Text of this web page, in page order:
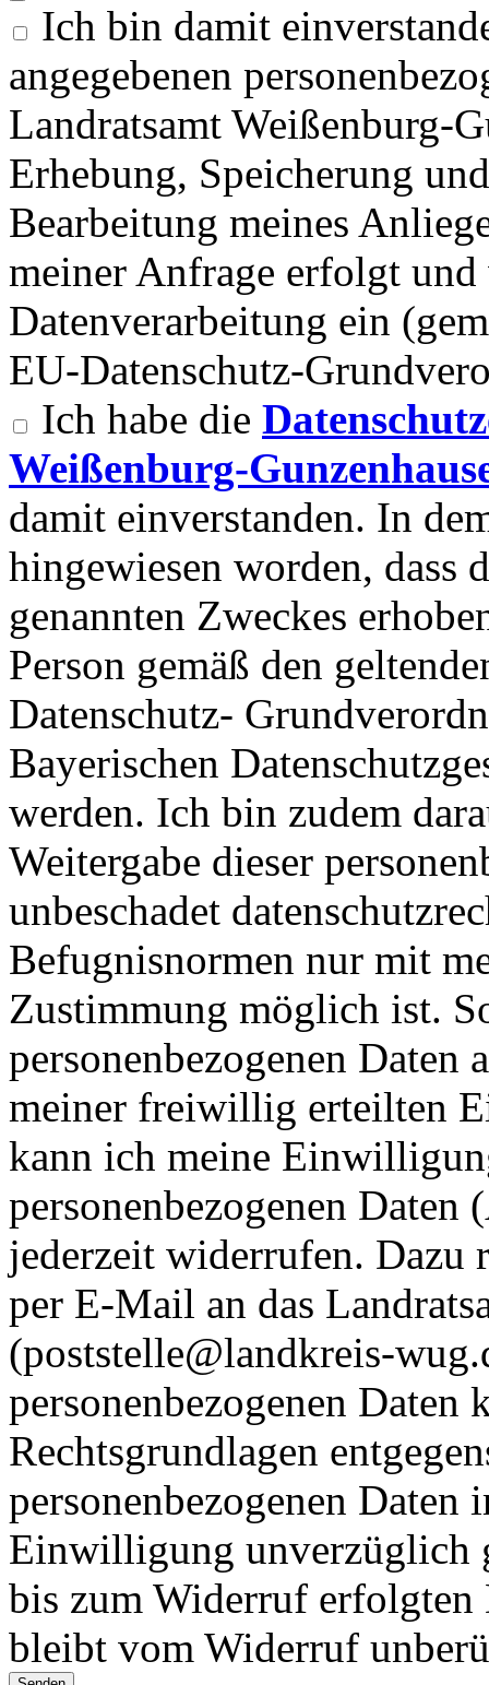
Ich bin damit
angegebenen
Landratsamt Weißenburg-
Erhebung, Speicherung
Bearbeitung meines
meiner Anfrage erfolgt
Datenverarbeitung ein
EU-Datenschutz-
Ich habe die
Weißenburg-
damit einverstanden. In
hingewiesen worden, dass
genannten Zweckes
Person gemäß den
Datenschutz-
Bayerischen
werden. Ich bin zudem
Weitergabe dieser
unbeschadet
Befugnisnormen nur mit
Zustimmung möglich ist.
personenbezogenen
meiner freiwillig erteilten
kann ich meine
personenbezogenen
jederzeit widerrufen.
per E-Mail an das
(poststelle@landkreis-
personenbezogenen Daten
Rechtsgrundlagen
personenbezogenen
Einwilligung unverzüglich
bis zum Widerruf erfolgten
bleibt vom Widerruf